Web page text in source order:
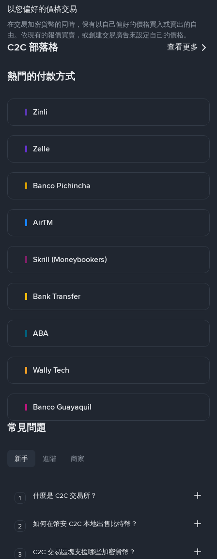
以您偏好的價格交易
在交易加密貨幣的同時，保有以自己偏好的價格買入或賣出的自
由。依現有的報價買賣，或創建交易廣告來設定自己的價格。
C2C 部落格 查看更多
熱門的付款方式
Zinli
Zelle
Banco Pichincha
AirTM
Skrill (Moneybookers)
Bank Transfer
ABA
Wally Tech
Banco Guayaquil
常見問題
新手 進階 商家
1 什麼是 C2C 交易所？
2 如何在幣安 C2C 本地出售比特幣？
3 C2C 交易區塊支援哪些加密貨幣？